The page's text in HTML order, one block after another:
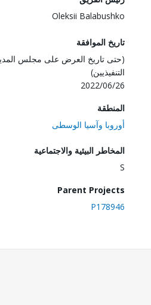
Oleksii Balabushko
تاريخ الموافقة
(حتى تاريخ العرض على مجلس
التنفيذيين)
2022/06/26
المنطقة
أوروبا وآسيا الوسطى
المخاطر البيئية والاجتماعية
S
Parent Projects
P178946